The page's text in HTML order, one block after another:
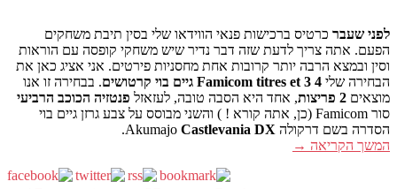
לפני שעבר כרטיס ברכישות פנאי הווידאו שלי בסין תיבת משחקים
הפעם. אתה צריך לדעת שזה דבר נדיר שיש משחקי קופסה עם הוראות
וסין ובמצא הרבה יותר קרובות אחת מחסניות פירטים. אני אציג כאן את
הבחירה שלי 4 Famicom titres et 3 גיים בוי קרטושים
. בבחירה זו אנו
מוצאים 2 פריצות , אחד היא הסבה טובה, לעזאזל פנטזיה הכוכב הרביעי
סור Famicom (כן, אתה קורא ! ) והשני מבוסס על צבע גרזן גיים בוי
הסדרה בשם דרקולה Akumajo Castlevania DX
.
המשך הקריאה →